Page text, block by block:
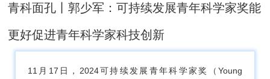
青科面孔丨郭少军：可持续发展青年科学家奖能
更好促进青年科学家科技创新
11月17日，2024可持续发展青年科学家奖（Young